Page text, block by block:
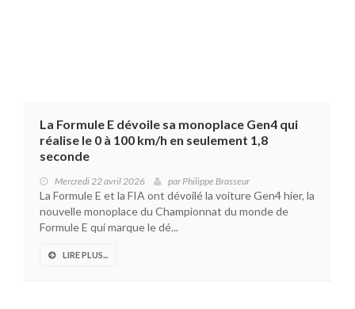
La Formule E dévoile sa monoplace Gen4 qui
réalise le 0 à 100 km/h en seulement 1,8
seconde
Mercredi 22 avril 2026 parPhilippe Brasseur
La Formule E et la FIA ont dévoilé la voiture Gen4 hier, la
nouvelle monoplace du Championnat du monde de
Formule E qui marque le dé...
LIRE PLUS...